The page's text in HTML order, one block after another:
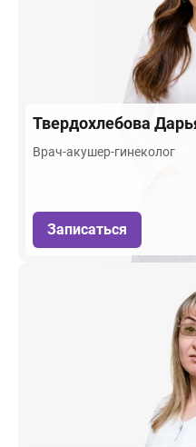
Твердохлебова
Врач-акушер-гинеколог
Записаться